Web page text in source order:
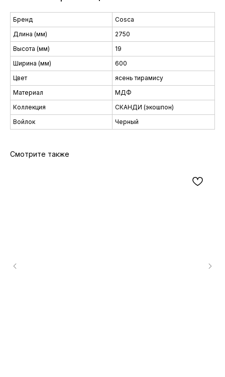
Бренд
Cosca
Длина (мм)
2750
Высота (мм)
19
Ширина (мм)
600
Цвет
ясень тирамису
Материал
МДФ
Коллекция
СКАНДИ (экошпон)
Войлок
Черный
Смотрите также